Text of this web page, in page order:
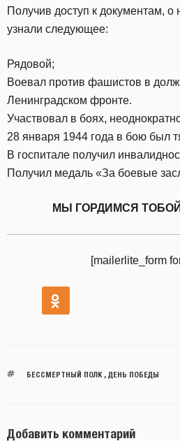
Получив доступ к документам,
узнали следующее:
Рядовой;
Воевал против фашистов в
Ленинградском фронте.
Участвовал в боях,
28 января 1944 года в бою был
В госпитале получил
Получил медаль «За боевые
МЫ ГОРДИМСЯ
[mailerlite_form
БЕССМЕРТНЫЙ ПОЛК, ДЕНЬ ПОБЕДЫ
Добавить комментарий